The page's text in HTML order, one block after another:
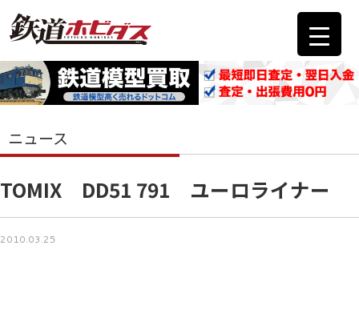
ニュース
TOMIX DD51 791 ユーロライナー
2010.03.25